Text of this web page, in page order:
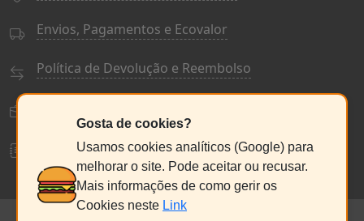
Envios, Pagamentos e Ecovalor
Política de Devolução e Reembolso
Livro de Reclamações
Gosta de cookies?
Usamos cookies analíticos (Google) para
melhorar o site. Pode aceitar ou recusar.
Mais informações de como gerir os
Cookies neste Link